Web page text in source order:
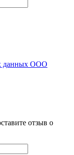
данных ООО
отзыв о